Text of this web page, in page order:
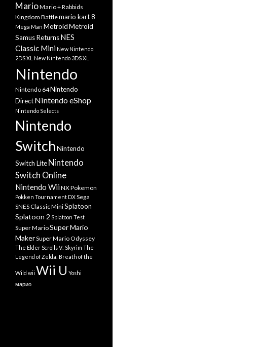
MarioMario + Rabbids
Kingdom Battlemario kart 8
Mega Man MetroidMetroid
Samus ReturnsNES
Classic Mini New Nintendo
2DS XL New Nintendo 3DS XL
Nintendo
Nintendo 64Nintendo
DirectNintendo eShop
Nintendo Selects
Nintendo
SwitchNintendo
Switch LiteNintendo
Switch Online
Nintendo WiiNXPokemon
Pokken Tournament DXSega
SNES Classic MiniSplatoon
Splatoon 2 Splatoon Test
Super MarioSuper Mario
MakerSuper Mario Odyssey
The Elder Scrolls V: Skyrim The
Legend of Zelda: Breath of the
Wild wii Wii U Yoshi
марио